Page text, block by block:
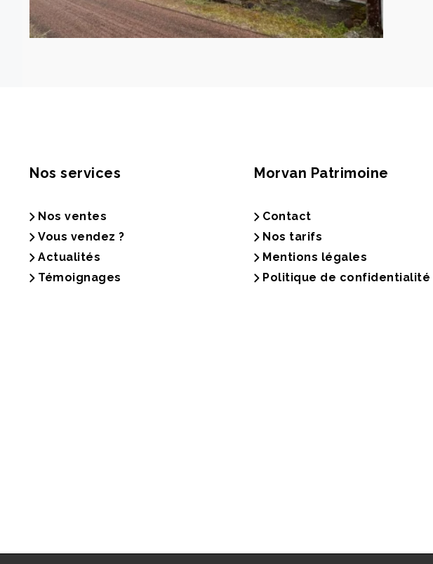
Nos services
Nos ventes
Vous vendez ?
Actualités
Témoignages
Morvan Patrimoine
Contact
Nos tarifs
Mentions légales
Politique de confidentialité